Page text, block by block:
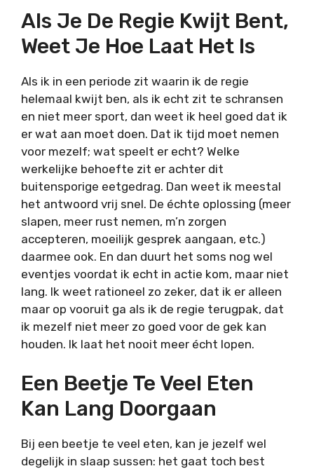
Als Je De Regie Kwijt Bent,
Weet Je Hoe Laat Het Is
Als ik in een periode zit waarin ik de regie
helemaal kwijt ben, als ik echt zit te schransen
en niet meer sport, dan weet ik heel goed dat ik
er wat aan moet doen. Dat ik tijd moet nemen
voor mezelf; wat speelt er echt? Welke
werkelijke behoefte zit er achter dit
buitensporige eetgedrag. Dan weet ik meestal
het antwoord vrij snel. De échte oplossing (meer
slapen, meer rust nemen, m’n zorgen
accepteren, moeilijk gesprek aangaan, etc.)
daarmee ook. En dan duurt het soms nog wel
eventjes voordat ik echt in actie kom, maar niet
lang. Ik weet rationeel zo zeker, dat ik er alleen
maar op vooruit ga als ik de regie terugpak, dat
ik mezelf niet meer zo goed voor de gek kan
houden. Ik laat het nooit meer écht lopen.
Een Beetje Te Veel Eten
Kan Lang Doorgaan
Bij een beetje te veel eten, kan je jezelf wel
degelijk in slaap sussen: het gaat toch best